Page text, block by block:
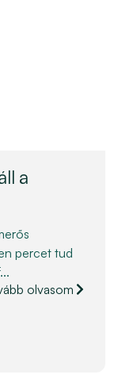
a
percet tud
olvasom